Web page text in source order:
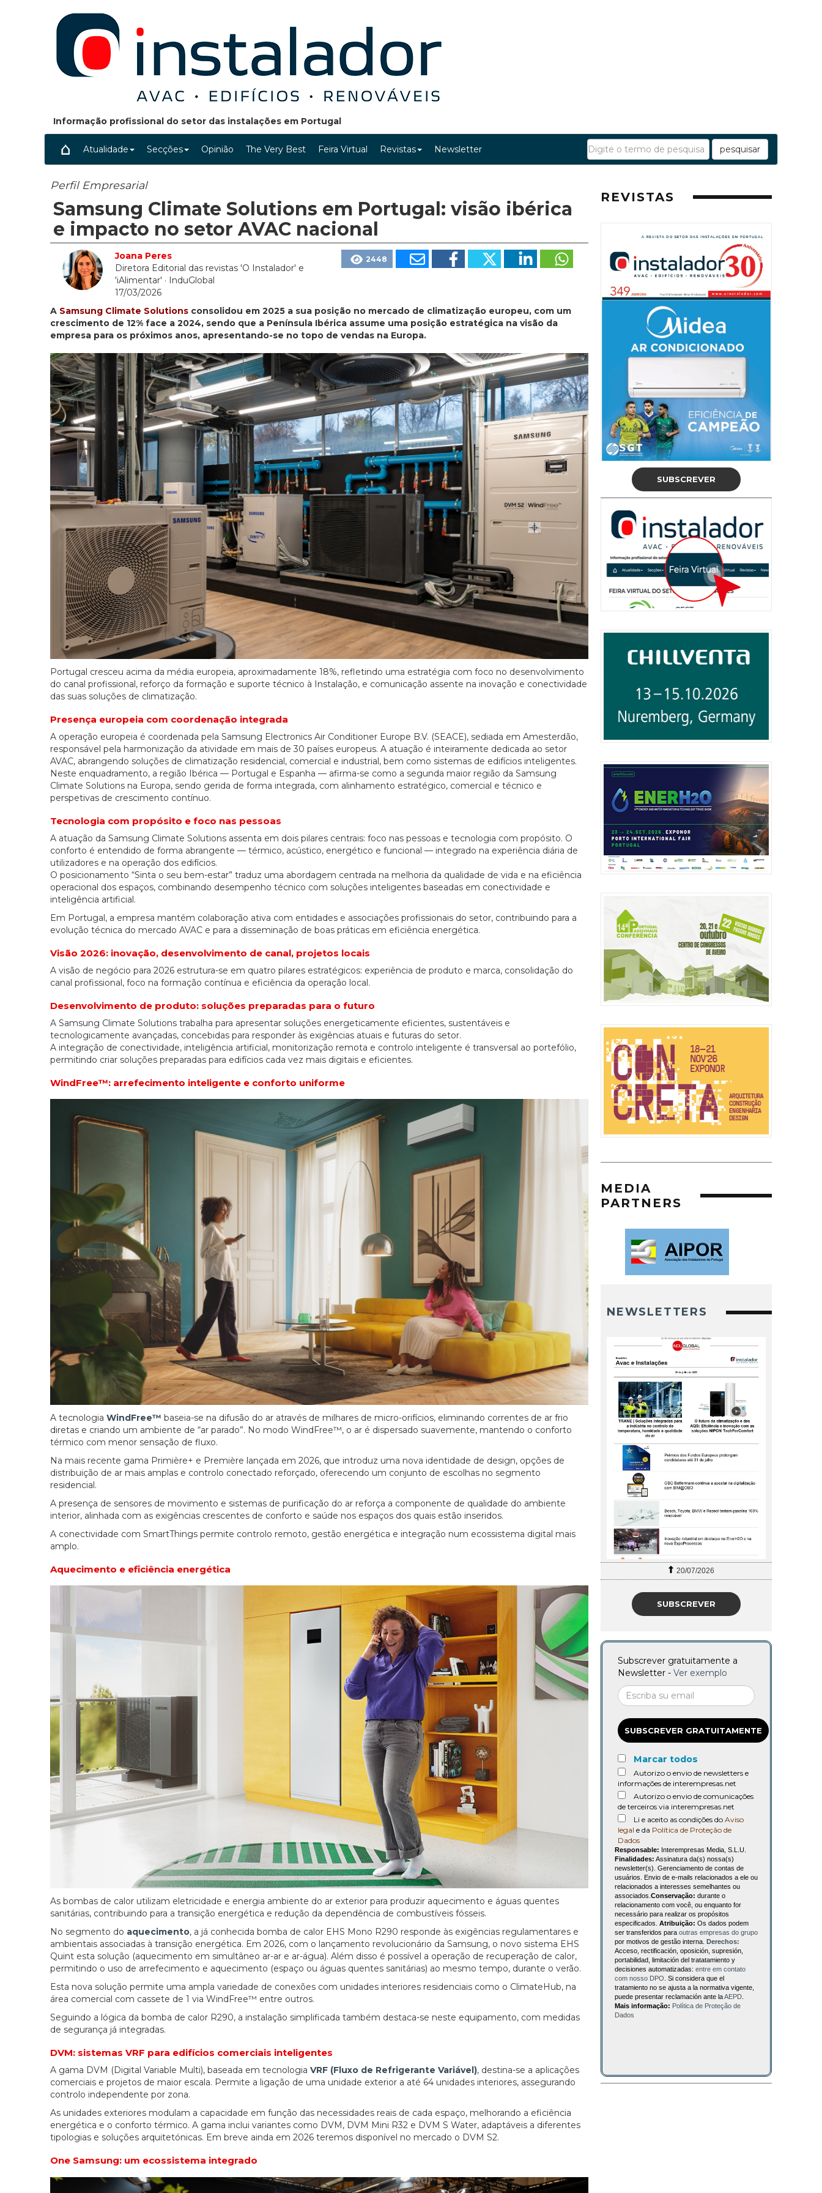
Informação profissional do setor das instalações em Portugal
Atualidade Secções Opinião The Very Best Feira Virtual Revistas Newsletter pesquisar
Perfil Empresarial
Samsung Climate Solutions em Portugal: visão ibérica
e impacto no setor AVAC nacional
Joana Peres
Diretora Editorial das revistas 'O Instalador' e
'iAlimentar' · InduGlobal
17/03/2026
2448
A Samsung Climate Solutions consolidou em 2025 a sua posição no mercado de climatização europeu, com um
crescimento de 12% face a 2024, sendo que a Península Ibérica assume uma posição estratégica na visão da
empresa para os próximos anos, apresentando-se no topo de vendas na Europa.
Portugal cresceu acima da média europeia, aproximadamente 18%, refletindo uma estratégia com foco no desenvolvimento
do canal profissional, reforço da formação e suporte técnico à Instalação, e comunicação assente na inovação e conectividade
das suas soluções de climatização.
Presença europeia com coordenação integrada
A operação europeia é coordenada pela Samsung Electronics Air Conditioner Europe B.V. (SEACE), sediada em Amesterdão,
responsável pela harmonização da atividade em mais de 30 países europeus. A atuação é inteiramente dedicada ao setor
AVAC, abrangendo soluções de climatização residencial, comercial e industrial, bem como sistemas de edifícios inteligentes.
Neste enquadramento, a região Ibérica — Portugal e Espanha — afirma-se como a segunda maior região da Samsung
Climate Solutions na Europa, sendo gerida de forma integrada, com alinhamento estratégico, comercial e técnico e
perspetivas de crescimento contínuo.
Tecnologia com propósito e foco nas pessoas
A atuação da Samsung Climate Solutions assenta em dois pilares centrais: foco nas pessoas e tecnologia com propósito. O
conforto é entendido de forma abrangente — térmico, acústico, energético e funcional — integrado na experiência diária de
utilizadores e na operação dos edifícios.
O posicionamento “Sinta o seu bem-estar” traduz uma abordagem centrada na melhoria da qualidade de vida e na eficiência
operacional dos espaços, combinando desempenho técnico com soluções inteligentes baseadas em conectividade e
inteligência artificial.
Em Portugal, a empresa mantém colaboração ativa com entidades e associações profissionais do setor, contribuindo para a
evolução técnica do mercado AVAC e para a disseminação de boas práticas em eficiência energética.
Visão 2026: inovação, desenvolvimento de canal, projetos locais
A visão de negócio para 2026 estrutura-se em quatro pilares estratégicos: experiência de produto e marca, consolidação do
canal profissional, foco na formação contínua e eficiência da operação local.
Desenvolvimento de produto: soluções preparadas para o futuro
A Samsung Climate Solutions trabalha para apresentar soluções energeticamente eficientes, sustentáveis e
tecnologicamente avançadas, concebidas para responder às exigências atuais e futuras do setor.
A integração de conectividade, inteligência artificial, monitorização remota e controlo inteligente é transversal ao portefólio,
permitindo criar soluções preparadas para edifícios cada vez mais digitais e eficientes.
WindFree™: arrefecimento inteligente e conforto uniforme
A tecnologia WindFree™ baseia-se na difusão do ar através de milhares de micro-orifícios, eliminando correntes de ar frio
diretas e criando um ambiente de “ar parado”. No modo WindFree™, o ar é dispersado suavemente, mantendo o conforto
térmico com menor sensação de fluxo.
Na mais recente gama Primière+ e Première lançada em 2026, que introduz uma nova identidade de design, opções de
distribuição de ar mais amplas e controlo conectado reforçado, oferecendo um conjunto de escolhas no segmento
residencial.
A presença de sensores de movimento e sistemas de purificação do ar reforça a componente de qualidade do ambiente
interior, alinhada com as exigências crescentes de conforto e saúde nos espaços dos quais estão inseridos.
A conectividade com SmartThings permite controlo remoto, gestão energética e integração num ecossistema digital mais
amplo.
Aquecimento e eficiência energética
As bombas de calor utilizam eletricidade e energia ambiente do ar exterior para produzir aquecimento e águas quentes
sanitárias, contribuindo para a transição energética e redução da dependência de combustíveis fósseis.
No segmento do aquecimento, a já conhecida bomba de calor EHS Mono R290 responde às exigências regulamentares e
ambientais associadas à transição energética. Em 2026, com o lançamento revolucionário da Samsung, o novo sistema EHS
Quint esta solução (aquecimento em simultâneo ar-ar e ar-água). Além disso é possível a operação de recuperação de calor,
permitindo o uso de arrefecimento e aquecimento (espaço ou águas quentes sanitárias) ao mesmo tempo, durante o verão.
Esta nova solução permite uma ampla variedade de conexões com unidades interiores residenciais como o ClimateHub, na
área comercial com cassete de 1 via WindFree™ entre outros.
Seguindo a lógica da bomba de calor R290, a instalação simplificada também destaca-se neste equipamento, com medidas
de segurança já integradas.
DVM: sistemas VRF para edifícios comerciais inteligentes
A gama DVM (Digital Variable Multi), baseada em tecnologia VRF (Fluxo de Refrigerante Variável), destina-se a aplicações
comerciais e projetos de maior escala. Permite a ligação de uma unidade exterior a até 64 unidades interiores, assegurando
controlo independente por zona.
As unidades exteriores modulam a capacidade em função das necessidades reais de cada espaço, melhorando a eficiência
energética e o conforto térmico. A gama inclui variantes como DVM, DVM Mini R32 e DVM S Water, adaptáveis a diferentes
tipologias e soluções arquitetónicas. Em breve ainda em 2026 teremos disponível no mercado o DVM S2.
One Samsung: um ecossistema integrado
REVISTAS
SUBSCREVER
MEDIA
PARTNERS
NEWSLETTERS
20/07/2026
SUBSCREVER
Subscrever gratuitamente a
Newsletter - Ver exemplo
SUBSCREVER GRATUITAMENTE
Marcar todos
Autorizo o envio de newsletters e
informações de interempresas.net
Autorizo o envio de comunicações
de terceiros via interempresas.net
Li e aceito as condições do Aviso
legal e da Política de Proteção de
Dados
Responsable: Interempresas Media, S.L.U.
Finalidades: Assinatura da(s) nossa(s)
newsletter(s). Gerenciamento de contas de
usuários. Envio de e-mails relacionados a ele ou
relacionados a interesses semelhantes ou
associados. Conservação: durante o
relacionamento com você, ou enquanto for
necessário para realizar os propósitos
especificados. Atribuição: Os dados podem
ser transferidos para outras empresas do grupo
por motivos de gestão interna. Derechos:
Acceso, rectificación, oposición, supresión,
portabilidad, limitación del tratatamiento y
decisiones automatizadas: entre em contato
com nosso DPO . Si considera que el
tratamiento no se ajusta a la normativa vigente,
puede presentar reclamación ante laAEPD
Mais informação: Política de Proteção de
Dados